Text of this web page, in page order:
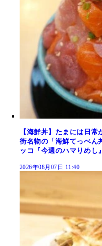
【海鮮丼】たまには日
街名物の「海鮮てっぺん
ッコ『今週のハマりめし
2026年08月07日 11:40